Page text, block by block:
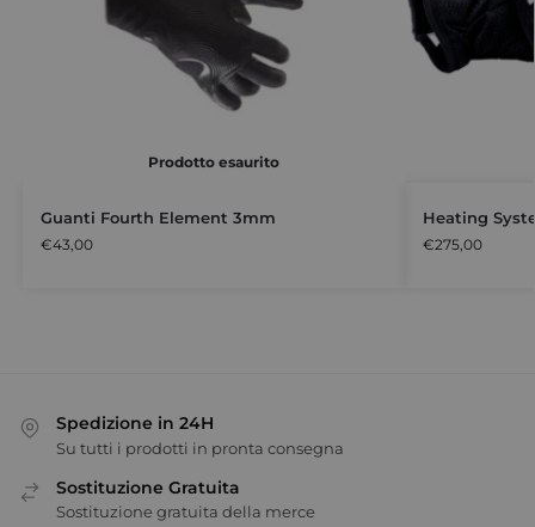
Prodotto esaurito
Guanti Fourth Element 3mm
€43,00
Heating
€275,00
Spedizione in 24H
Su tutti i prodotti in pronta consegna
Sostituzione Gratuita
Sostituzione gratuita della merce